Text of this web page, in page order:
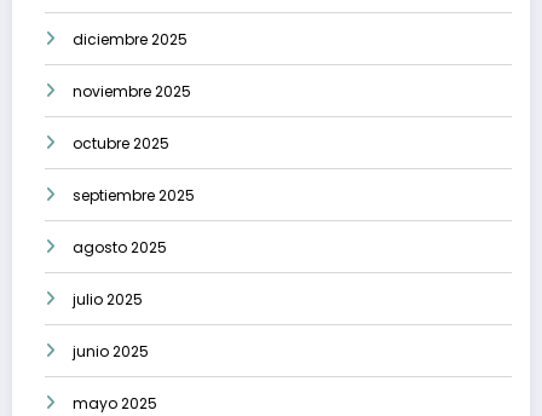
diciembre 2025
noviembre 2025
octubre 2025
septiembre 2025
agosto 2025
julio 2025
junio 2025
mayo 2025